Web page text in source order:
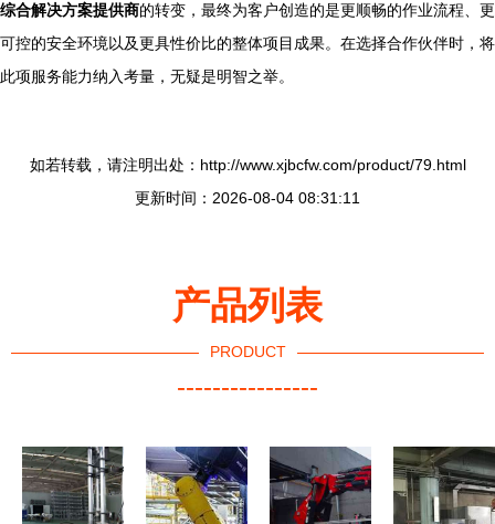
综合解决方案提供商的转变，最终为客户创造的是更顺畅的作业流程、更
可控的安全环境以及更具性价比的整体项目成果。在选择合作伙伴时，将
此项服务能力纳入考量，无疑是明智之举。
如若转载，请注明出处：http://www.xjbcfw.com/product/79.html
更新时间：2026-08-04 08:31:11
产品列表
PRODUCT
----------------